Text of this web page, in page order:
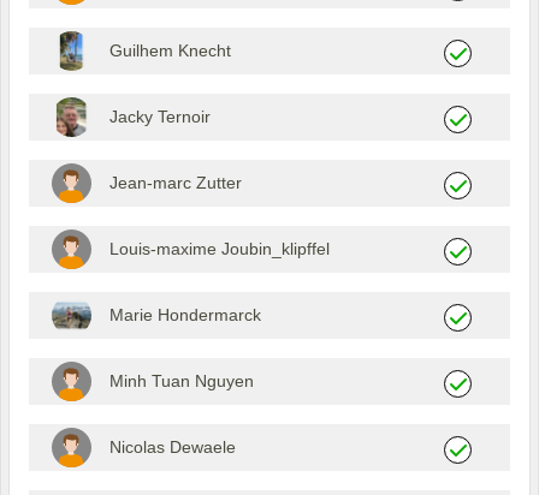
Guilhem Knecht
Jacky Ternoir
Jean-marc Zutter
Louis-maxime Joubin_klipffel
Marie Hondermarck
Minh Tuan Nguyen
Nicolas Dewaele